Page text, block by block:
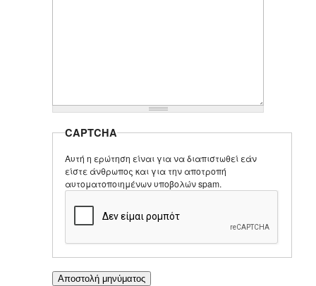
CAPTCHA
Αυτή η ερώτηση είναι για να διαπιστωθεί εάν
είστε άνθρωπος και για την αποτροπή
αυτοματοποιημένων υποβολών spam.